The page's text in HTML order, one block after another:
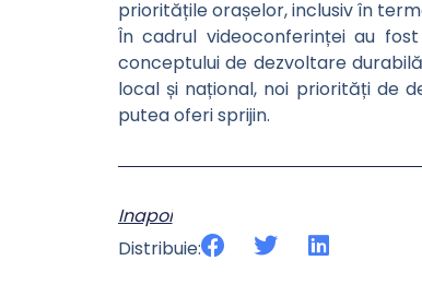
prioritățile orașelor, inclusiv în
În cadrul videoconferinței au
conceptului de dezvoltare
local și național, noi priorități de
putea oferi sprijin.
Inapoi
Distribuie: